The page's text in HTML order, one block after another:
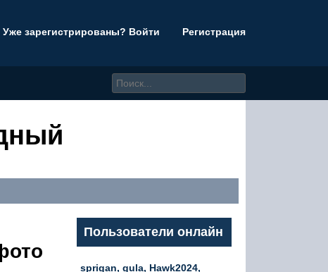
Уже зарегистрированы? Войти Регистрация
Пользователи онлайн
sprigan, gula, Hawk2024,